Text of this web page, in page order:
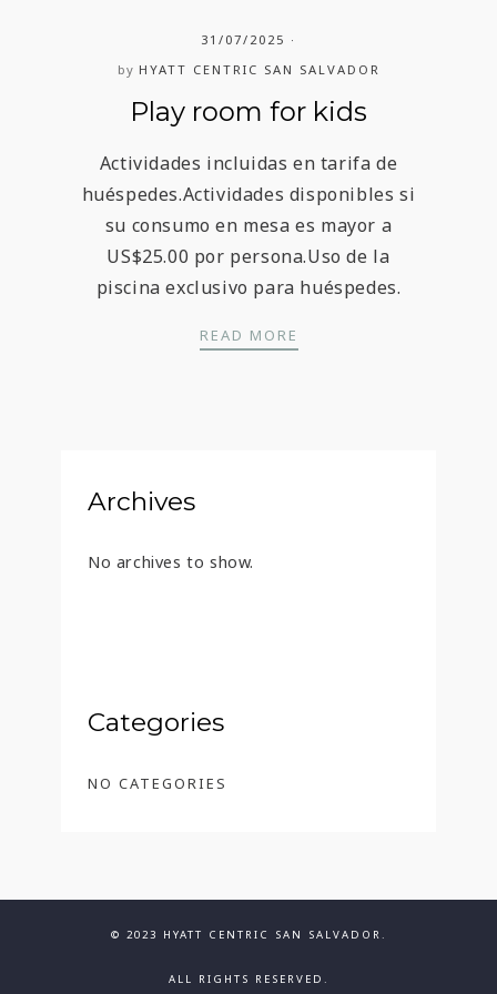
31/07/2025
by HYATT CENTRIC SAN SALVADOR
Play room for kids
Actividades incluidas en tarifa de
huéspedes.Actividades disponibles si
su consumo en mesa es mayor a
US$25.00 por persona.Uso de la
piscina exclusivo para huéspedes.
READ MORE
Archives
No archives to show.
Categories
NO CATEGORIES
© 2023 HYATT CENTRIC SAN SALVADOR.
ALL RIGHTS RESERVED.